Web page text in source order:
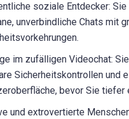
soziale Entdecker: Sie
unverbindliche Chats mit
im zufälligen Videochat:
Sicherheitskontrollen und
bevor Sie tiefer
und extrovertierte